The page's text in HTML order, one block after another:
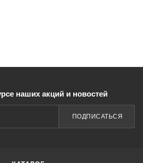
наших акций и новостей
ПОДПИСАТЬСЯ